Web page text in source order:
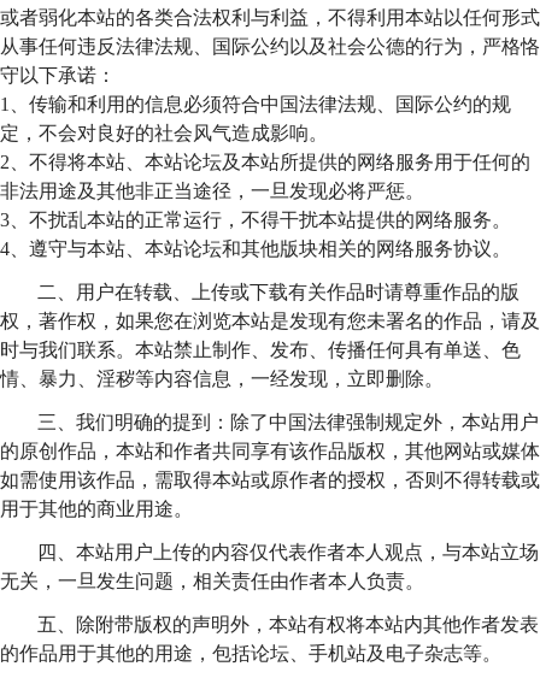
或者弱化本站的各类合法权利与利益，不得利用本站以任何形式
从事任何违反法律法规、国际公约以及社会公德的行为，严格恪
守以下承诺：
1、传输和利用的信息必须符合中国法律法规、国际公约的规
定，不会对良好的社会风气造成影响。
2、不得将本站、本站论坛及本站所提供的网络服务用于任何的
非法用途及其他非正当途径，一旦发现必将严惩。
3、不扰乱本站的正常运行，不得干扰本站提供的网络服务。
4、遵守与本站、本站论坛和其他版块相关的网络服务协议。
二、用户在转载、上传或下载有关作品时请尊重作品的版
权，著作权，如果您在浏览本站是发现有您未署名的作品，请及
时与我们联系。本站禁止制作、发布、传播任何具有单送、色
情、暴力、淫秽等内容信息，一经发现，立即删除。
三、我们明确的提到：除了中国法律强制规定外，本站用户
的原创作品，本站和作者共同享有该作品版权，其他网站或媒体
如需使用该作品，需取得本站或原作者的授权，否则不得转载或
用于其他的商业用途。
四、本站用户上传的内容仅代表作者本人观点，与本站立场
无关，一旦发生问题，相关责任由作者本人负责。
五、除附带版权的声明外，本站有权将本站内其他作者发表
的作品用于其他的用途，包括论坛、手机站及电子杂志等。